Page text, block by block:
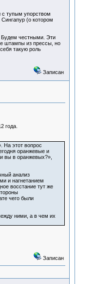
с тупым упорством
(о котором
Будем честными. Эти
штампы из прессы, но
такую роль
Записан
года.
На этот вопрос
оранжевые и
вы в оранжевых?»,
анализ
и нагнетанием
восстание тут же
чего были
ними, а в чем их
Записан